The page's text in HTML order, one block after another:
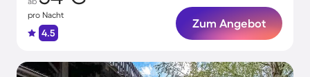
pro Nacht
4.5
Zum Angebot